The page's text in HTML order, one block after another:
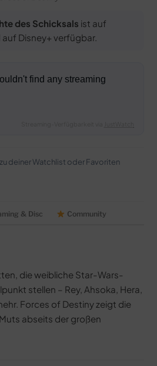
des Schicksals ist auf
Disney+ verfügbar.
deiner Watchlist oder Favoriten
& Disc Community
die weibliche Star-Wars-
stellen – Rey, Ahsoka, Hera,
Forces of Destiny zeigt die
abseits der großen